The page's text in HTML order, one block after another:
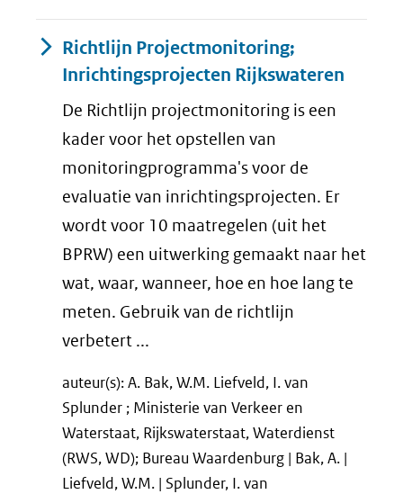
Richtlijn Projectmonitoring;
Inrichtingsprojecten Rijkswateren
De Richtlijn projectmonitoring is een
kader voor het opstellen van
monitoringprogramma's voor de
evaluatie van inrichtingsprojecten. Er
wordt voor 10 maatregelen (uit het
BPRW) een uitwerking gemaakt naar het
wat, waar, wanneer, hoe en hoe lang te
meten. Gebruik van de richtlijn
verbetert ...
auteur(s): A. Bak, W.M. Liefveld, I. van
Splunder ; Ministerie van Verkeer en
Waterstaat, Rijkswaterstaat, Waterdienst
(RWS, WD); Bureau Waardenburg | Bak, A. |
Liefveld, W.M. | Splunder, I. van